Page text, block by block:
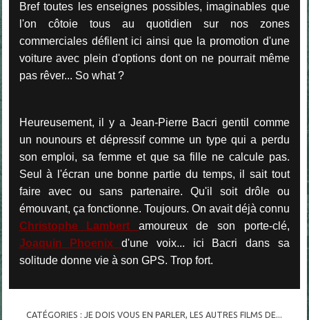
Bref toutes les enseignes possibles, imaginables que
l'on côtoie tous au quotidien sur nos zones
commerciales défilent ici ainsi que la promotion d'une
voiture avec plein d'options dont on ne pourrait même
pas rêver... So what ?
Heureusement, il y a Jean-Pierre Bacri gentil comme
un nounours et dépressif comme un type qui a perdu
son emploi, sa femme et que sa fille ne calcule pas.
Seul à l'écran une bonne partie du temps, il sait tout
faire avec ou sans partenaire. Qu'il soit drôle ou
émouvant, ça fonctionne. Toujours. On avait déjà connu
Christophe Lambert
amoureux de son porte-clé,
Joaquin Phoenix
d'une voix... ici Bacri dans sa
solitude donne vie à son GPS. Trop fort.
CATÉGORIES :JE DOIS VOUS EN PARLER,LES AUTRES FILMS DE...